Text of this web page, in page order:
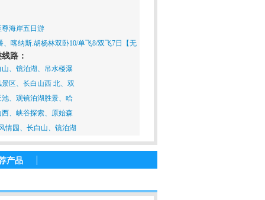
海岸五日游
、喀纳斯.胡杨林双卧10/单飞8/双飞7日【无
路：
、镜泊湖、吊水楼瀑
区、长白山西 北、双
、观镜泊湖胜景、哈
、峡谷探索、原始森
情园、长白山、镜泊湖
产品